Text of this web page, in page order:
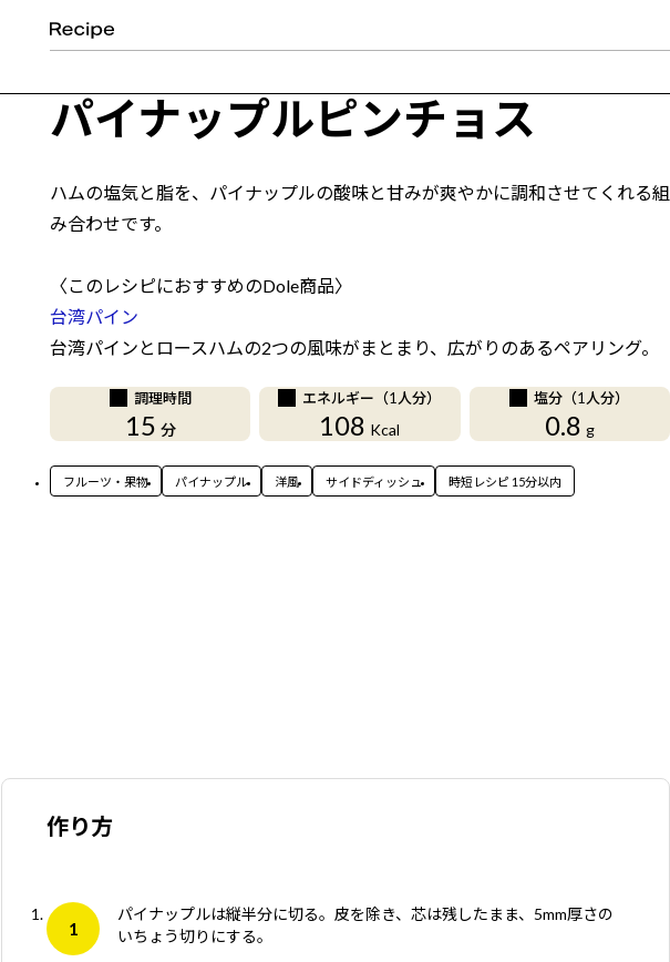
パイナップルピンチョス
ハムの塩気と脂を、パイナップルの酸味と甘みが爽やかに調和させてくれる組
み合わせです。
〈このレシピにおすすめのDole商品〉
台湾パイン
台湾パインとロースハムの2つの風味がまとまり、広がりのあるペアリング。
調理時間
15 分
エネルギー（1人分）
108 Kcal
塩分（1人分）
0.8 g
フルーツ・果物 パイナップル 洋風 サイドディッシュ 時短レシピ 15分以内
作り方
パイナップルは縦半分に切る。皮を除き、芯は残したまま、5mm厚さの
いちょう切りにする。